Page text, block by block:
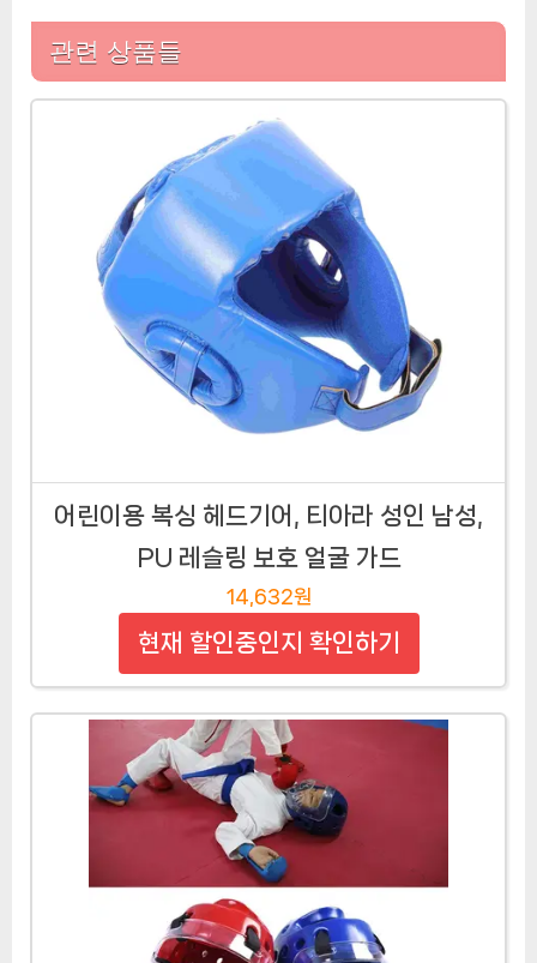
관련 상품들
어린이용 복싱 헤드기어, 티아라 성인 남성,
PU 레슬링 보호 얼굴 가드
14,632원
현재 할인중인지 확인하기